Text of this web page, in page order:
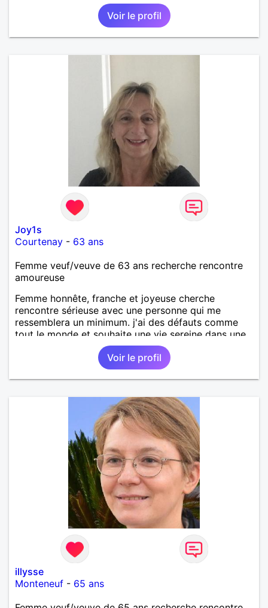
Voir le profil
Joy1s
Courtenay - 63 ans
Femme veuf/veuve de 63 ans recherche rencontre
amoureuse
Femme honnête, franche et joyeuse cherche
rencontre sérieuse avec une personne qui me
ressemblera un minimum. j'ai des défauts comme
tout le monde et souhaite une vie sereine dans une
relation sur du long terme.
Voir le profil
illysse
Monteneuf - 65 ans